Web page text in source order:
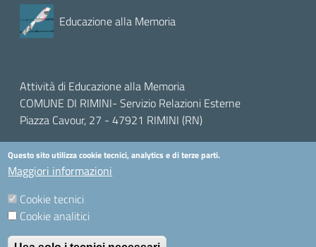
Educazione alla Memoria
Attività di Educazione alla Memoria
COMUNE DI RIMINI- Servizio Relazioni Esterne
Piazza Cavour, 27 - 47921 RIMINI (RN)
mail:educazione.memoria@comune.rimini.it
Contatti
Accessibilità
Questo sito utilizza cookie tecnici, analytics e di terze parti.
Maggiori informazioni
Cookie tecnici
Cookie analitici